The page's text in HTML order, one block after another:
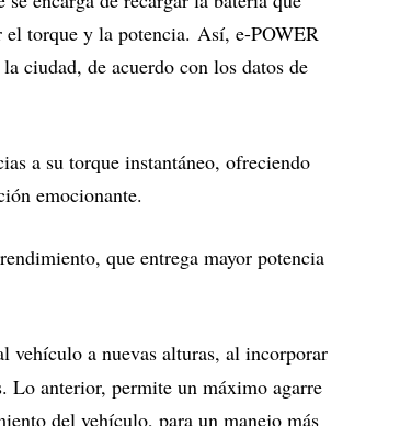
torque y la potencia. Así, e-POWER
ciudad, de acuerdo con los datos de
a su torque instantáneo, ofreciendo
emocionante.
que entrega mayor potencia
vehículo a nuevas alturas, al incorporar
Lo anterior, permite un máximo agarre
del vehículo, para un manejo más